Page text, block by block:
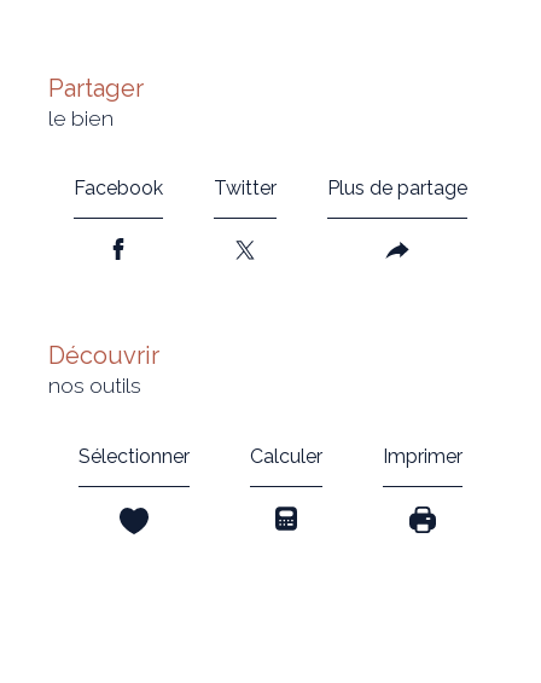
partager
le bien
Facebook Twitter Plus de partage
découvrir
nos outils
Sélectionner Calculer Imprimer